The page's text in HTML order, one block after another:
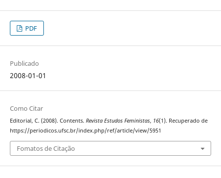
PDF
Publicado
2008-01-01
Como Citar
Editorial, C. (2008). Contents. Revista Estudos Feministas, 16(1). Recuperado de
https://periodicos.ufsc.br/index.php/ref/article/view/5951
Fomatos de Citação